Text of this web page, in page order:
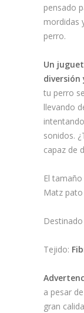
pensado
mordidas
perro.
Un
tu perro
llevando
sonidos.
capaz de
El
Matz
Tejido:
a pesar
gran